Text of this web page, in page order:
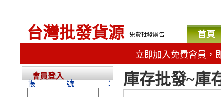
台灣批發貨源 免費批發廣告 首頁
立即加入免費會員，
庫存批發~庫
會員登入
帳號：